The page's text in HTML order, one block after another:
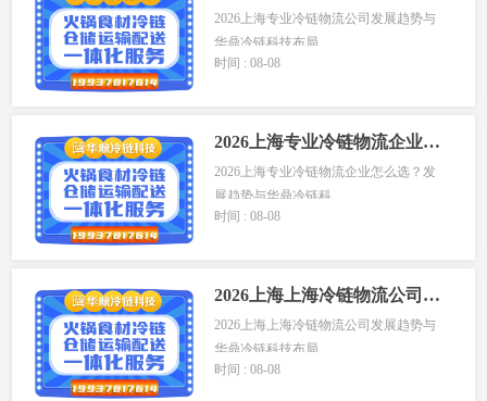
2026上海专业冷链物流公司发展趋势与
华鼎冷链科技布局...
时间 : 08-08
2026上海专业冷链物流企业怎么选？发展趋势与华鼎冷链科技布局
2026上海专业冷链物流企业怎么选？发
展趋势与华鼎冷链科...
时间 : 08-08
2026上海上海冷链物流公司发展趋势与华鼎冷链科技布局
2026上海上海冷链物流公司发展趋势与
华鼎冷链科技布局...
时间 : 08-08